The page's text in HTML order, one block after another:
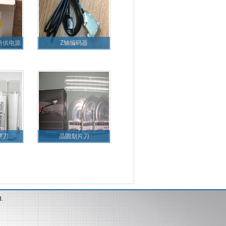
供电源 Z轴编码器
刀 晶圆划片刀